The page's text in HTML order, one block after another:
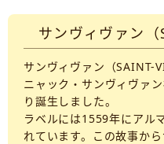
サンヴィヴァン
サンヴィヴァン（SAINT-
ニャック・サンヴィヴァ
り誕生しました。
ラベルには1559年にアル
れています。この故事か